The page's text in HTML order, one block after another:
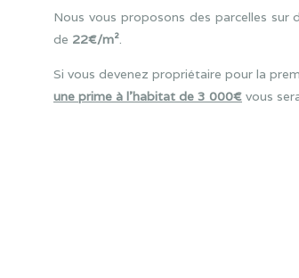
Nous vous proposons des parcelles sur
de 22€/m².
Si vous devenez propriétaire pour la
une prime à l’habitat de 3 000€ vous